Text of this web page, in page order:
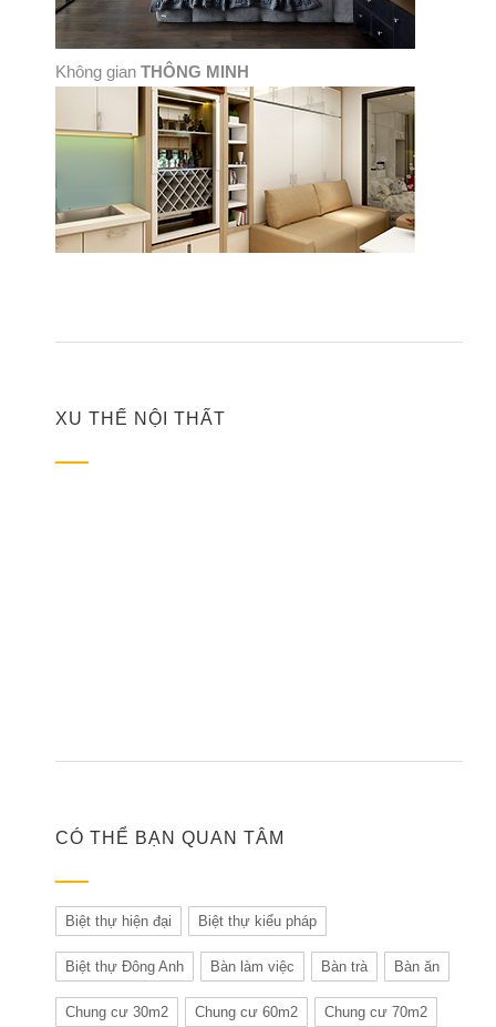
Không gian THÔNG MINH
XU THẾ NỘI THẤT
CÓ THỂ BẠN QUAN TÂM
Biệt thự hiện đại Biệt thự kiểu pháp
Biệt thự Đông Anh Bàn làm việc Bàn trà Bàn ăn
Chung cư 30m2 Chung cư 60m2 Chung cư 70m2